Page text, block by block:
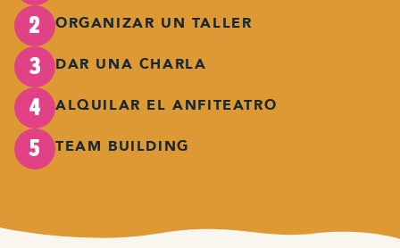
2 ORGANIZAR UN TALLER
3 DAR UNA CHARLA
4 ALQUILAR EL ANFITEATRO
5 TEAM BUILDING